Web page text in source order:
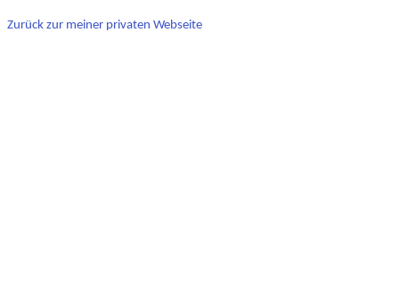
Zurück zur meiner privaten Webseite